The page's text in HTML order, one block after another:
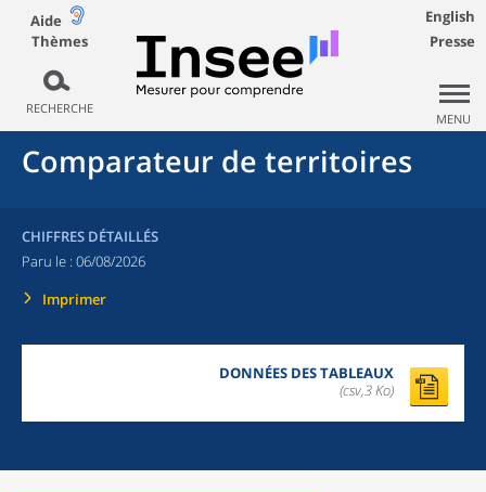
Aide
Thèmes
RECHERCHE
English
Presse
MENU
Comparateur de territoires
CHIFFRES DÉTAILLÉS
Paru le : 06/08/2026
Imprimer
DONNÉES DES TABLEAUX
(csv,3 Ko)